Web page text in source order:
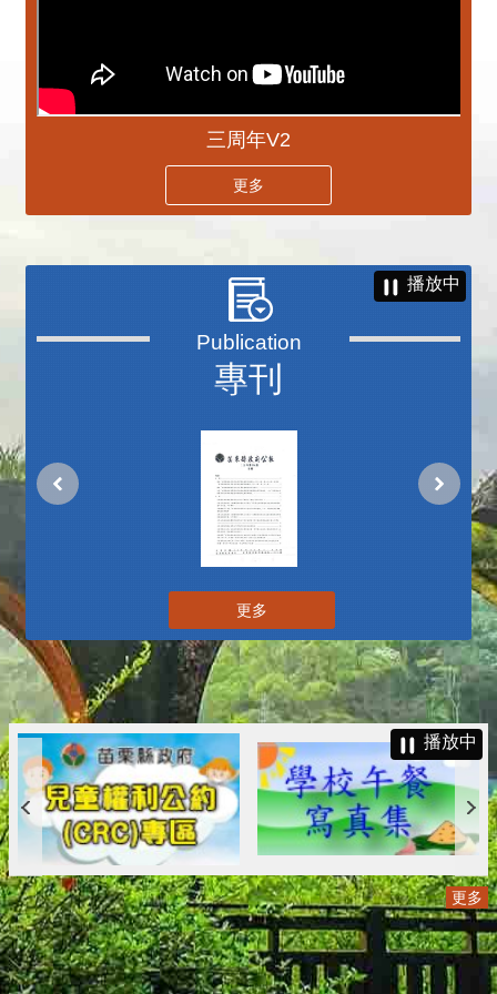
三周年V2
更多
專刊
播放中
更多
播放中
更多